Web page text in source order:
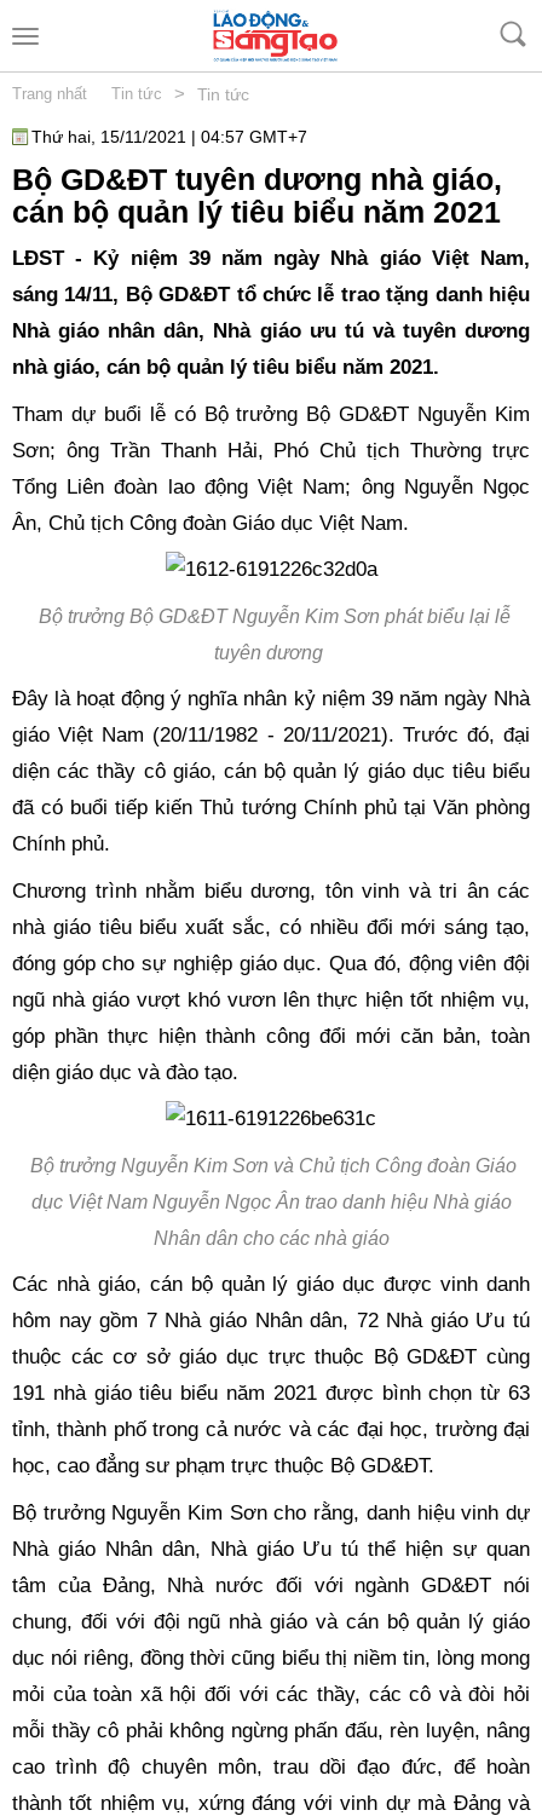
Trang nhất Tin tức > Tin tức
Thứ hai, 15/11/2021 | 04:57 GMT+7
Bộ GD&ĐT tuyên dương nhà giáo,
cán bộ quản lý tiêu biểu năm 2021
LĐST - Kỷ niệm 39 năm ngày Nhà giáo Việt Nam,
sáng 14/11, Bộ GD&ĐT tổ chức lễ trao tặng danh hiệu
Nhà giáo nhân dân, Nhà giáo ưu tú và tuyên dương
nhà giáo, cán bộ quản lý tiêu biểu năm 2021.
Tham dự buổi lễ có Bộ trưởng Bộ GD&ĐT Nguyễn Kim
Sơn; ông Trần Thanh Hải, Phó Chủ tịch Thường trực
Tổng Liên đoàn lao động Việt Nam; ông Nguyễn Ngọc
Ân, Chủ tịch Công đoàn Giáo dục Việt Nam.
Bộ trưởng Bộ GD&ĐT Nguyễn Kim Sơn phát biểu lại lễ
tuyên dương
Đây là hoạt động ý nghĩa nhân kỷ niệm 39 năm ngày Nhà
giáo Việt Nam (20/11/1982 - 20/11/2021). Trước đó, đại
diện các thầy cô giáo, cán bộ quản lý giáo dục tiêu biểu
đã có buổi tiếp kiến Thủ tướng Chính phủ tại Văn phòng
Chính phủ.
Chương trình nhằm biểu dương, tôn vinh và tri ân các
nhà giáo tiêu biểu xuất sắc, có nhiều đổi mới sáng tạo,
đóng góp cho sự nghiệp giáo dục. Qua đó, động viên đội
ngũ nhà giáo vượt khó vươn lên thực hiện tốt nhiệm vụ,
góp phần thực hiện thành công đổi mới căn bản, toàn
diện giáo dục và đào tạo.
Bộ trưởng Nguyễn Kim Sơn và Chủ tịch Công đoàn Giáo
dục Việt Nam Nguyễn Ngọc Ân trao danh hiệu Nhà giáo
Nhân dân cho các nhà giáo
Các nhà giáo, cán bộ quản lý giáo dục được vinh danh
hôm nay gồm 7 Nhà giáo Nhân dân, 72 Nhà giáo Ưu tú
thuộc các cơ sở giáo dục trực thuộc Bộ GD&ĐT cùng
191 nhà giáo tiêu biểu năm 2021 được bình chọn từ 63
tỉnh, thành phố trong cả nước và các đại học, trường đại
học, cao đẳng sư phạm trực thuộc Bộ GD&ĐT.
Bộ trưởng Nguyễn Kim Sơn cho rằng, danh hiệu vinh dự
Nhà giáo Nhân dân, Nhà giáo Ưu tú thể hiện sự quan
tâm của Đảng, Nhà nước đối với ngành GD&ĐT nói
chung, đối với đội ngũ nhà giáo và cán bộ quản lý giáo
dục nói riêng, đồng thời cũng biểu thị niềm tin, lòng mong
mỏi của toàn xã hội đối với các thầy, các cô và đòi hỏi
mỗi thầy cô phải không ngừng phấn đấu, rèn luyện, nâng
cao trình độ chuyên môn, trau dồi đạo đức, để hoàn
thành tốt nhiệm vụ, xứng đáng với vinh dự mà Đảng và